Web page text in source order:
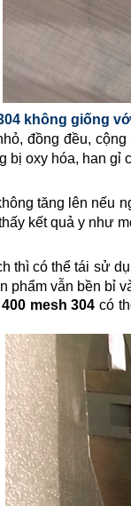
không giống
đồng đều,
bị oxy hóa, han gỉ
tăng lên nếu
kết quả y như
thì có thể tái sử
phẩm vẫn bền bỉ
400 mesh 304 có